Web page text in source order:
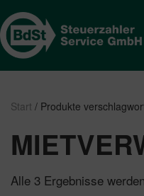
Start / Produkte
Alle 3 Ergebnisse